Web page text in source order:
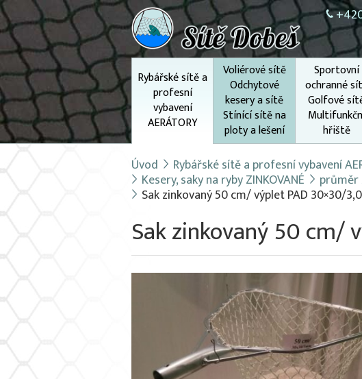
Rybářské sítě a
profesní
vybavení
AERÁTORY
Voliérové sítě
Odchytové
kesery a sítě
Stínící sítě na
ploty a lešení
Sportovní
ochranné
Golfové
hřiště
Úvod Rybářské sítě a profesní vybavení
Kesery, saky na ryby ZINKOVANÉ průměr
Sak zinkovaný 50 cm/ výplet PAD 30×30/
Sak zinkovaný 50 cm/